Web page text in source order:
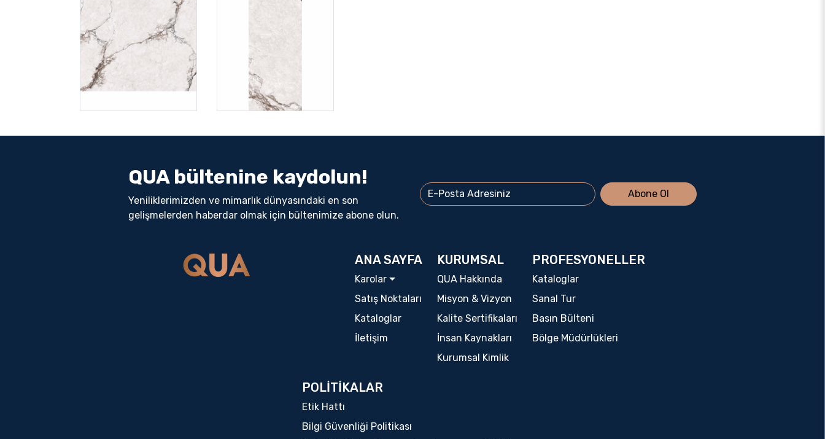
QUA bültenine kaydolun!
Yeniliklerimizden ve mimarlık dünyasındaki en son
gelişmelerden haberdar olmak için bültenimize abone olun.
Abone Ol
ANA SAYFA
Karolar
Satış Noktaları
Kataloglar
İletişim
KURUMSAL
QUA Hakkında
Misyon & Vizyon
Kalite Sertifikaları
İnsan Kaynakları
Kurumsal Kimlik
PROFESYONELLER
Kataloglar
Sanal Tur
Basın Bülteni
Bölge Müdürlükleri
POLİTİKALAR
Etik Hattı
Bilgi Güvenliği Politikası